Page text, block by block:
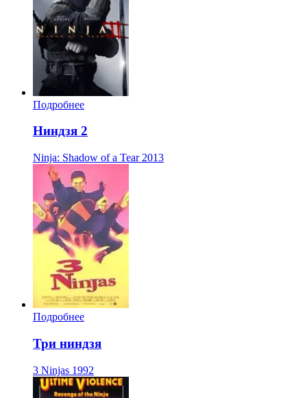
Подробнее
Ниндзя 2
Ninja: Shadow of a Tear 2013
Подробнее
Три ниндзя
3 Ninjas 1992